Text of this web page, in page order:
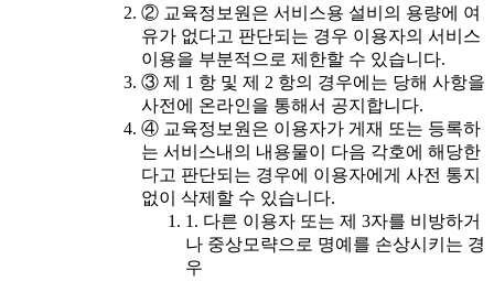
② 교육정보원은 서비스용 설비의 용량에 여
유가 없다고 판단되는 경우 이용자의 서비스
이용을 부분적으로 제한할 수 있습니다.
③ 제 1 항 및 제 2 항의 경우에는 당해 사항을
사전에 온라인을 통해서 공지합니다.
④ 교육정보원은 이용자가 게재 또는 등록하
는 서비스내의 내용물이 다음 각호에 해당한
다고 판단되는 경우에 이용자에게 사전 통지
없이 삭제할 수 있습니다.
1. 다른 이용자 또는 제 3자를 비방하거
나 중상모략으로 명예를 손상시키는 경
우